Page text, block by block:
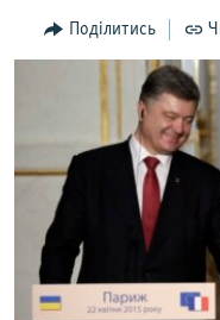
навігації
Перейти
БЛОГИ
ІНТЕРВ'Ю
ВСЕ ЗА ДЕНЬ
СПЕЦПРОЕКТИ
ДЕПОРТАЦІЯ
ВІДЕОУРОКИ «ELIFBE»
ЯК ОБІЙТИ
Русский
Поділитись